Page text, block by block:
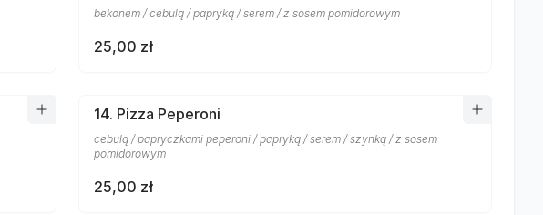
bekonem / cebulą / papryką / serem / z sosem pomidorowym
25,00 zł
14. Pizza Peperoni
cebulą / papryczkami peperoni / papryką / serem / szynką / z sosem
pomidorowym
25,00 zł